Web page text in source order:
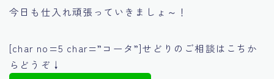
今日も仕入れ頑張っていきましょ～！
[char no=5 char=”コータ”]せどりのご相談はこちか
らどうぞ↓